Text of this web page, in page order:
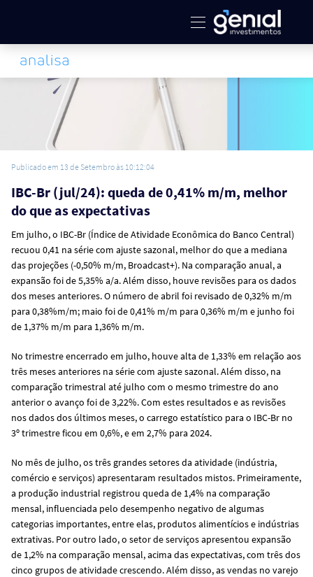
Publicado em 13 de Setembro às 10:12:04
IBC-Br (jul/24): queda de 0,41% m/m, melhor
do que as expectativas
Em julho, o IBC-Br (Índice de Atividade Econômica do Banco Central)
recuou 0,41 na série com ajuste sazonal, melhor do que a mediana
das projeções (-0,50% m/m, Broadcast+). Na comparação anual, a
expansão foi de 5,35% a/a. Além disso, houve revisões para os dados
dos meses anteriores. O número de abril foi revisado de 0,32% m/m
para 0,38%m/m; maio foi de 0,41% m/m para 0,36% m/m e junho foi
de 1,37% m/m para 1,36% m/m.
No trimestre encerrado em julho, houve alta de 1,33% em relação aos
três meses anteriores na série com ajuste sazonal. Além disso, na
comparação trimestral até julho com o mesmo trimestre do ano
anterior o avanço foi de 3,22%. Com estes resultados e as revisões
nos dados dos últimos meses, o carrego estatístico para o IBC-Br no
3º trimestre ficou em 0,6%, e em 2,7% para 2024.
No mês de julho, os três grandes setores da atividade (indústria,
comércio e serviços) apresentaram resultados mistos. Primeiramente,
a produção industrial registrou queda de 1,4% na comparação
mensal, influenciada pelo desempenho negativo de algumas
categorias importantes, entre elas, produtos alimentícios e indústrias
extrativas. Por outro lado, o setor de serviços apresentou expansão
de 1,2% na comparação mensal, acima das expectativas, com três dos
cinco grupos de atividade crescendo. Além disso, as vendas no varejo